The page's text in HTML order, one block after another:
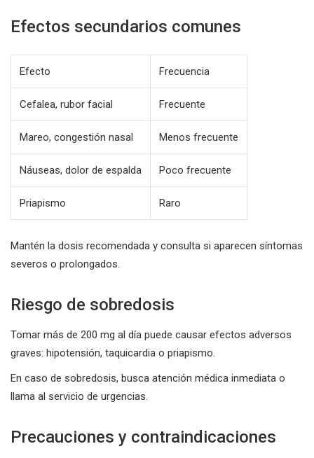
Efectos secundarios comunes
Efecto Frecuencia
Cefalea, rubor facial Frecuente
Mareo, congestión nasal Menos frecuente
Náuseas, dolor de espalda Poco frecuente
Priapismo Raro
Mantén la dosis recomendada y consulta si aparecen síntomas
severos o prolongados.
Riesgo de sobredosis
Tomar más de 200 mg al día puede causar efectos adversos
graves: hipotensión, taquicardia o priapismo.
En caso de sobredosis, busca atención médica inmediata o
llama al servicio de urgencias.
Precauciones y contraindicaciones